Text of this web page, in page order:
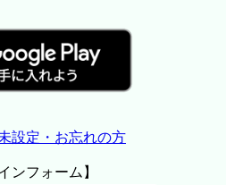
設定・お忘れの方
ンフォーム】